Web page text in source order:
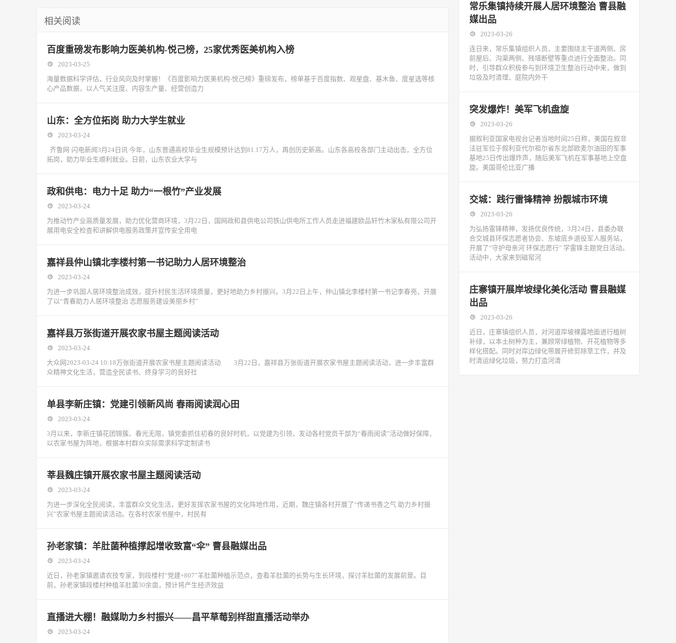
相关阅读
百度重磅发布影响力医美机构-悦己榜，25家优秀医美机构入榜
2023-03-25
海量数据科学评估，行业风向及时掌握！《百度影响力医美机构-悦己榜》重磅发布，榜单基于百度指数、观星盘、基木鱼、度星选等核
心产品数据，以人气关注度、内容生产量、经营创造力
山东：全方位拓岗 助力大学生就业
2023-03-24
齐鲁网·闪电新闻3月24日讯 今年，山东普通高校毕业生规模预计达到81.17万人，再创历史新高。山东各高校各部门主动出击，全方位
拓岗，助力毕业生顺利就业。日前，山东农业大学与
政和供电：电力十足 助力“一根竹”产业发展
2023-03-24
为推动竹产业高质量发展，助力优化营商环境，3月22日，国网政和县供电公司铁山供电所工作人员走进福建欧品轩竹木家私有限公司开
展用电安全检查和讲解供电服务政策并宣传安全用电
嘉祥县仲山镇北李楼村第一书记助力人居环境整治
2023-03-24
为进一步巩固人居环境整治成效，提升村民生活环境质量，更好地助力乡村振兴。3月22日上午，仲山镇北李楼村第一书记李春亮，开展
了以“青春助力人居环境整治 志愿服务建设美丽乡村”
嘉祥县万张街道开展农家书屋主题阅读活动
2023-03-24
大众网2023-03-24 10:18万张街道开展农家书屋主题阅读活动 3月22日，嘉祥县万张街道开展农家书屋主题阅读活动，进一步丰富群
众精神文化生活，营造全民读书、终身学习的良好社
单县李新庄镇：党建引领新风尚 春雨阅读润心田
2023-03-24
3月以来，李新庄镇花团锦簇、春光无限，镇党委抓住初春的良好时机，以党建为引领，发动各村党员干部为“春雨阅读”活动做好保障，
以农家书屋为阵地，根据本村群众实际需求科学定制读书
莘县魏庄镇开展农家书屋主题阅读活动
2023-03-24
为进一步深化全民阅读，丰富群众文化生活，更好发挥农家书屋的文化阵地作用，近期，魏庄镇各村开展了“传递书香之气 助力乡村振
兴”农家书屋主题阅读活动。在各村农家书屋中，村民有
孙老家镇：羊肚菌种植撑起增收致富“伞” 曹县融媒出品
2023-03-24
近日，孙老家镇邀请农技专家，到段楼村“党建+807”羊肚菌种植示范点，查看羊肚菌的长势与生长环境，探讨羊肚菌的发展前景。目
前，孙老家镇段楼村种植羊肚菌30余亩，预计将产生经济效益
直播进大棚！融媒助力乡村振兴——昌平草莓别样甜直播活动举办
2023-03-24
常乐集镇持续开展人居环境整治 曹县融
媒出品
2023-03-26
连日来，常乐集镇组织人员，主要围绕主干道两侧、房
前屋后、沟渠两侧、残墙断壁等重点进行全面整治。同
时，引导群众积极参与到环境卫生整治行动中来，做到
垃圾及时清理、庭院内外干
突发爆炸！美军飞机盘旋
2023-03-26
据叙利亚国家电视台记者当地时间25日称，美国在叙非
法驻军位于叙利亚代尔祖尔省东北部欧麦尔油田的军事
基地25日传出爆炸声，随后美军飞机在军事基地上空盘
旋。美国哥伦比亚广播
交城：践行雷锋精神 扮靓城市环境
2023-03-26
为弘扬雷锋精神，发扬优良传统，3月24日，县委办联
合交城县环保志愿者协会、东坡底乡退役军人服务站，
开展了“守护母亲河 环保志愿行” 学雷锋主题党日活动。
活动中，大家来到磁窑河
庄寨镇开展岸坡绿化美化活动 曹县融媒
出品
2023-03-26
近日，庄寨镇组织人员，对河道岸坡裸露地面进行植树
补绿，以本土树种为主，兼顾常绿植物、开花植物等多
样化搭配。同时对岸边绿化带展开修剪除草工作，并及
时清运绿化垃圾，努力打造河清